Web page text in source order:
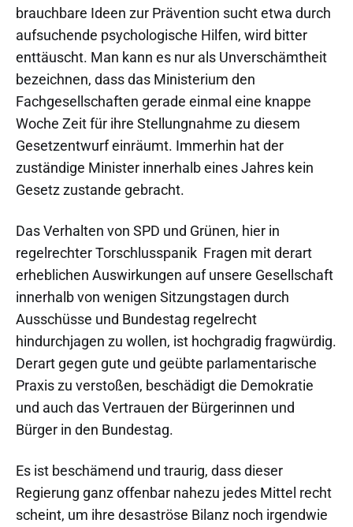
brauchbare Ideen zur Prävention sucht etwa durch
aufsuchende psychologische Hilfen, wird bitter
enttäuscht. Man kann es nur als Unverschämtheit
bezeichnen, dass das Ministerium den
Fachgesellschaften gerade einmal eine knappe
Woche Zeit für ihre Stellungnahme zu diesem
Gesetzentwurf einräumt. Immerhin hat der
zuständige Minister innerhalb eines Jahres kein
Gesetz zustande gebracht.
Das Verhalten von SPD und Grünen, hier in
regelrechter Torschlusspanik Fragen mit derart
erheblichen Auswirkungen auf unsere Gesellschaft
innerhalb von wenigen Sitzungstagen durch
Ausschüsse und Bundestag regelrecht
hindurchjagen zu wollen, ist hochgradig fragwürdig.
Derart gegen gute und geübte parlamentarische
Praxis zu verstoßen, beschädigt die Demokratie
und auch das Vertrauen der Bürgerinnen und
Bürger in den Bundestag.
Es ist beschämend und traurig, dass dieser
Regierung ganz offenbar nahezu jedes Mittel recht
scheint, um ihre desaströse Bilanz noch irgendwie